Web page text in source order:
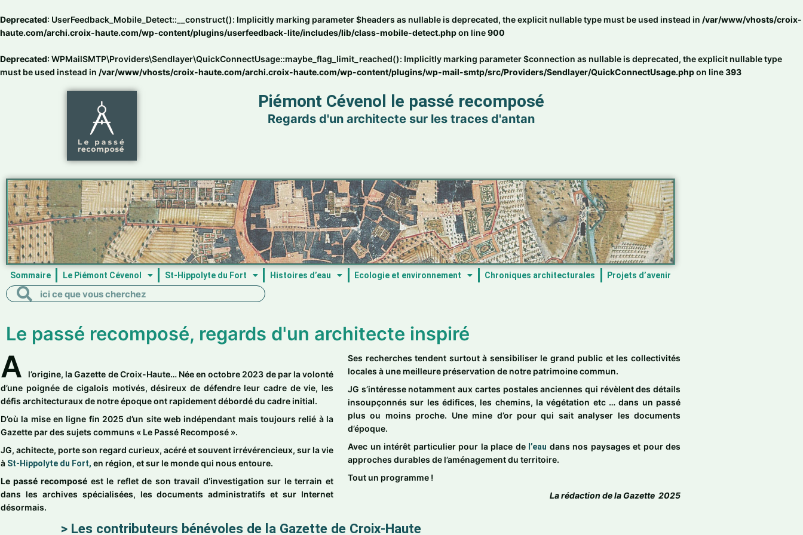
Deprecated: UserFeedback_Mobile_Detect::__construct(): Implicitly marking parameter $headers as nullable is deprecated, the explicit nullable type must be used instead in /var/www/vhosts/croix-
haute.com/archi.croix-haute.com/wp-content/plugins/userfeedback-lite/includes/lib/class-mobile-detect.phpon line900
Deprecated: WPMailSMTP\Providers\Sendlayer\QuickConnectUsage::maybe_flag_limit_reached(): Implicitly marking parameter $connection as nullable is deprecated, the explicit nullable type
must be used instead in /var/www/vhosts/croix-haute.com/archi.croix-haute.com/wp-content/plugins/wp-mail-smtp/src/Providers/Sendlayer/QuickConnectUsage.phpon line393
au
contenu
Piémont Cévenol le passé recomposé
Regards d'un architecte sur les traces d'antan
Sommaire Le Piémont Cévenol St-Hippolyte du Fort Histoires d’eau Ecologie et environnement Chroniques architecturales Projets d’avenir
RechercherRechercher
Le passé recomposé, regards d'un architecte inspiré
A
l’origine, la Gazette de Croix-Haute… Née en octobre 2023 de par la volonté
d’une poignée de cigalois motivés, désireux de défendre leur cadre de vie, les
défis architecturaux de notre époque ont rapidement débordé du cadre initial.
D’où la mise en ligne fin 2025 d’un site web indépendant mais toujours relié à la
Gazette par des sujets communs « Le Passé Recomposé ».
JG, achitecte, porte son regard curieux, acéré et souvent irrévérencieux, sur la vie
à St-Hippolyte du Fort, en région, et sur le monde qui nous entoure.
Le passé recomposé est le reflet de son travail d’investigation sur le terrain et
dans les archives spécialisées, les documents administratifs et sur Internet
désormais.
Ses recherches tendent surtout à sensibiliser le grand public et les collectivités
locales à une meilleure préservation de notre patrimoine commun.
JG s’intéresse notamment aux cartes postales anciennes qui révèlent des détails
insoupçonnés sur les édifices, les chemins, la végétation etc … dans un passé
plus ou moins proche. Une mine d’or pour qui sait analyser les documents
d’époque.
Avec un intérêt particulier pour la place de l’eau dans nos paysages et pour des
approches durables de l’aménagement du territoire.
Tout un programme !
La rédaction de la Gazette 2025
> Les contributeurs bénévoles de la Gazette de Croix-Haute